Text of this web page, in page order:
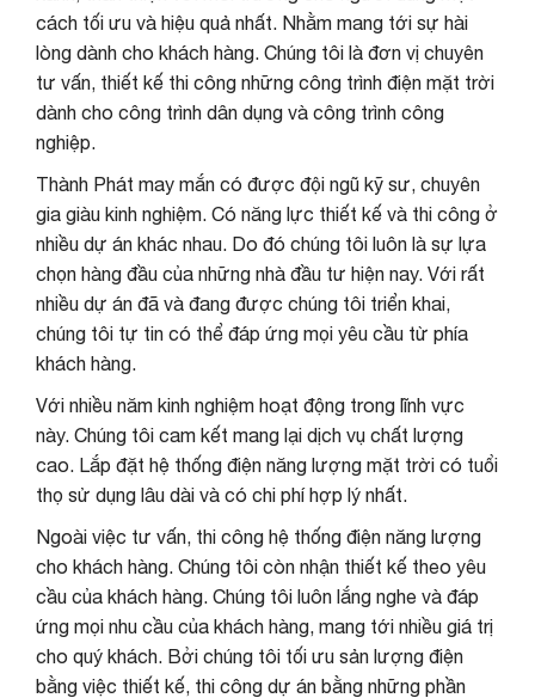
cách tối ưu và hiệu quả nhất. Nhằm mang tới sự hài
lòng dành cho khách hàng. Chúng tôi là đơn vị chuyên
tư vấn, thiết kế thi công những công trình điện mặt trời
dành cho công trình dân dụng và công trình công
nghiệp.
Thành Phát may mắn có được đội ngũ kỹ sư, chuyên
gia giàu kinh nghiệm. Có năng lực thiết kế và thi công ở
nhiều dự án khác nhau. Do đó chúng tôi luôn là sự lựa
chọn hàng đầu của những nhà đầu tư hiện nay. Với rất
nhiều dự án đã và đang được chúng tôi triển khai,
chúng tôi tự tin có thể đáp ứng mọi yêu cầu từ phía
khách hàng.
Với nhiều năm kinh nghiệm hoạt động trong lĩnh vực
này. Chúng tôi cam kết mang lại dịch vụ chất lượng
cao. Lắp đặt hệ thống điện năng lượng mặt trời có tuổi
thọ sử dụng lâu dài và có chi phí hợp lý nhất.
Ngoài việc tư vấn, thi công hệ thống điện năng lượng
cho khách hàng. Chúng tôi còn nhận thiết kế theo yêu
cầu của khách hàng. Chúng tôi luôn lắng nghe và đáp
ứng mọi nhu cầu của khách hàng, mang tới nhiều giá trị
cho quý khách. Bởi chúng tôi tối ưu sản lượng điện
bằng việc thiết kế, thi công dự án bằng những phần